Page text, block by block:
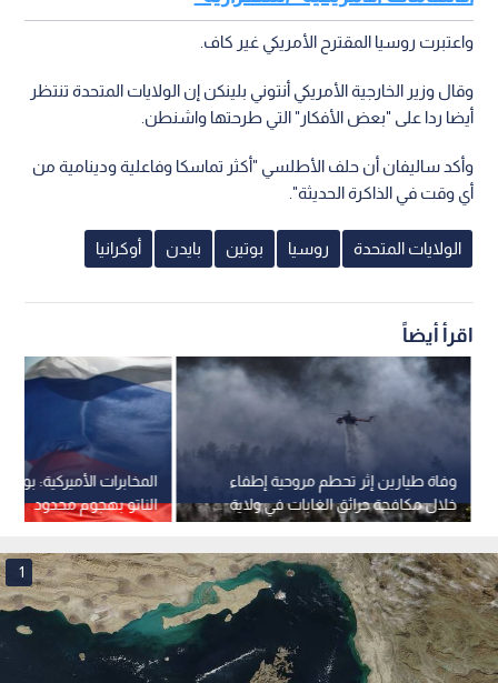
واعتبرت روسيا المقترح الأمريكي غير كاف.
وقال وزير الخارجية الأمريكي أنتوني بلينكن إن الولايات المتحدة تنتظر
أيضا ردا على "بعض الأفكار" التي طرحتها واشنطن.
وأكد ساليفان أن حلف الأطلسي "أكثر تماسكا وفاعلية ودينامية من
أي وقت في الذاكرة الحديثة".
الولايات المتحدة روسيا بوتين بايدن أوكرانيا
اقرأ أيضاً
المخابرات الأميركية:
الناتو بهجوم محدود
وفاة طيارين إثر تحطم مروحية إطفاء
خلال مكافحة حرائق الغابات في ولاية
يوتا الأمريكية
1